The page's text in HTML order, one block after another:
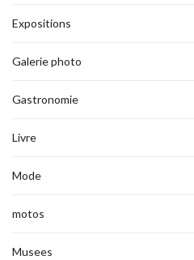
Expositions
Galerie photo
Gastronomie
Livre
Mode
motos
Musees